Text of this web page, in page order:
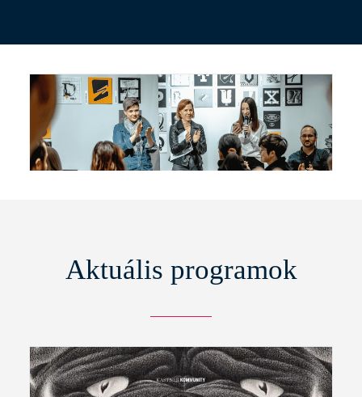
Kávézó és hibrid kreatív
tér
Aktuális programok